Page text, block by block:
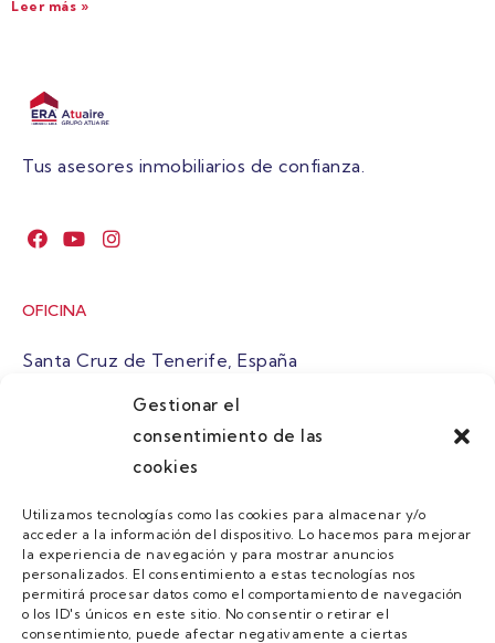
Gestionar el
consentimiento de las
cookies
Utilizamos tecnologías como las cookies para almacenar y/o
acceder a la información del dispositivo. Lo hacemos para mejorar
la experiencia de navegación y para mostrar anuncios
personalizados. El consentimiento a estas tecnologías nos
permitirá procesar datos como el comportamiento de navegación
o los ID's únicos en este sitio. No consentir o retirar el
consentimiento, puede afectar negativamente a ciertas
Leer más »
Tus asesores inmobiliarios de confianza.
OFICINA
Santa Cruz de Tenerife, España
atuaire@grupoatuaire.com
+34 638765829
MENU
Quienes Somos
Guias